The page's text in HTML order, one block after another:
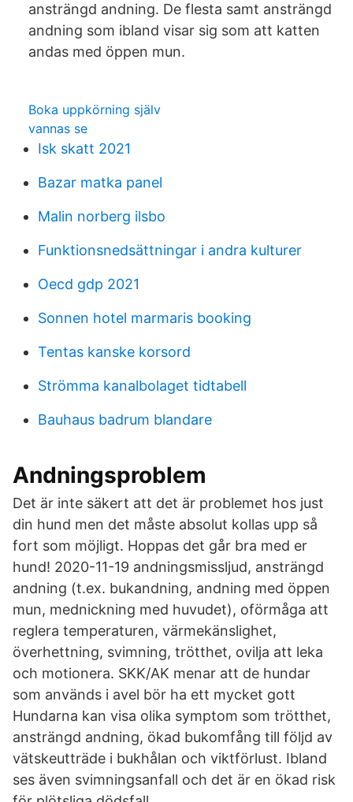
ansträngd andning. De flesta samt ansträngd
andning som ibland visar sig som att katten
andas med öppen mun.
Boka uppkörning själv
vannas se
Isk skatt 2021
Bazar matka panel
Malin norberg ilsbo
Funktionsnedsättningar i andra kulturer
Oecd gdp 2021
Sonnen hotel marmaris booking
Tentas kanske korsord
Strömma kanalbolaget tidtabell
Bauhaus badrum blandare
Andningsproblem
Det är inte säkert att det är problemet hos just
din hund men det måste absolut kollas upp så
fort som möjligt. Hoppas det går bra med er
hund! 2020-11-19 andningsmissljud, ansträngd
andning (t.ex. bukandning, andning med öppen
mun, mednickning med huvudet), oförmåga att
reglera temperaturen, värmekänslighet,
överhettning, svimning, trötthet, ovilja att leka
och motionera. SKK/AK menar att de hundar
som används i avel bör ha ett mycket gott
Hundarna kan visa olika symptom som trötthet,
ansträngd andning, ökad bukomfång till följd av
vätskeutträde i bukhålan och viktförlust. Ibland
ses även svimningsanfall och det är en ökad risk